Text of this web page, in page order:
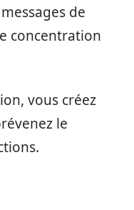
de
concentration
vous créez
le